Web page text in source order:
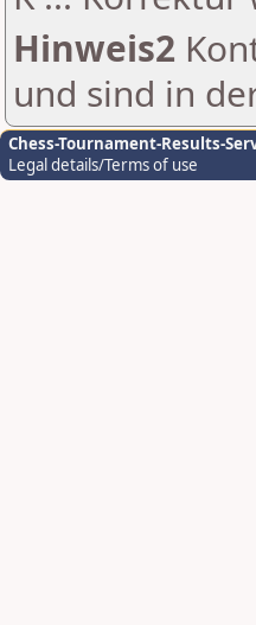
Hinweis2
und sind in
Chess-Tournament-Results-
Legal details/Terms of use